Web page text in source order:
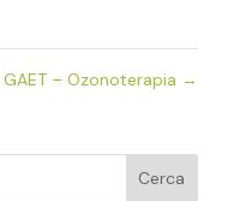
GAET – Ozonoterapia →
Cerca